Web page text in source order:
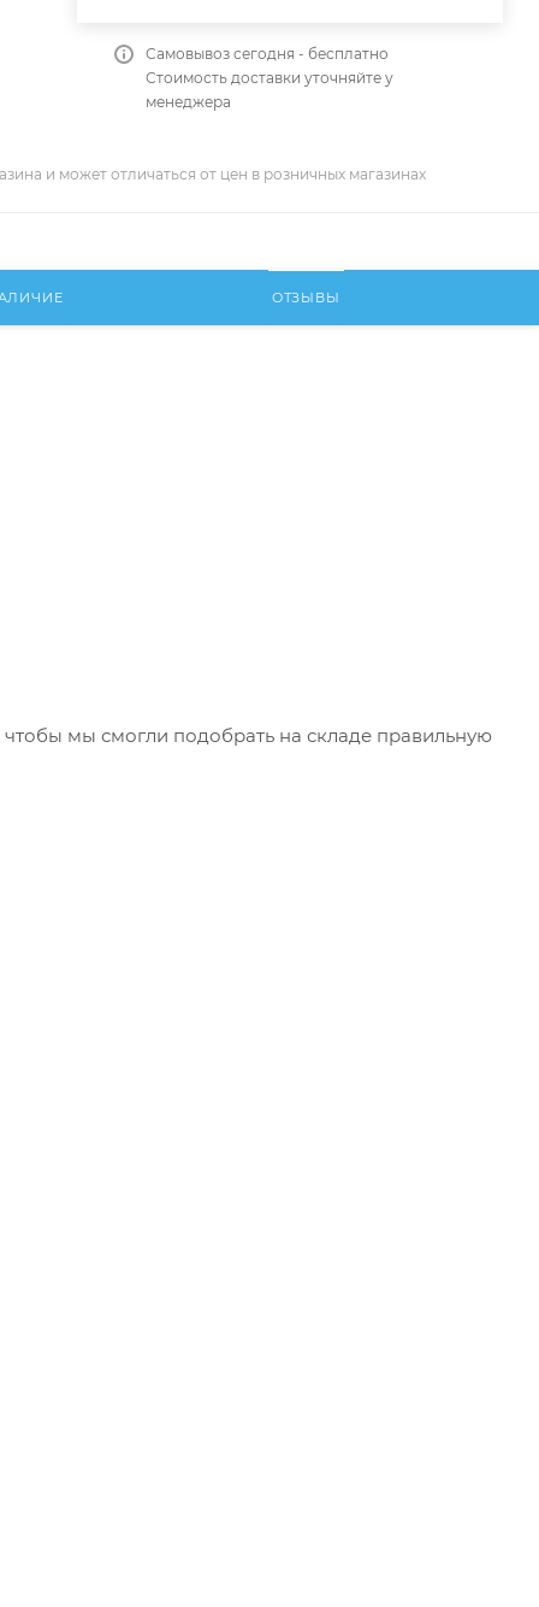
Самовывоз сегодня - бесплатно
Стоимость доставки уточняйте у
менеджера
и может отличаться от цен в розничных магазинах
ОТЗЫВЫ
мы смогли подобрать на складе правильную